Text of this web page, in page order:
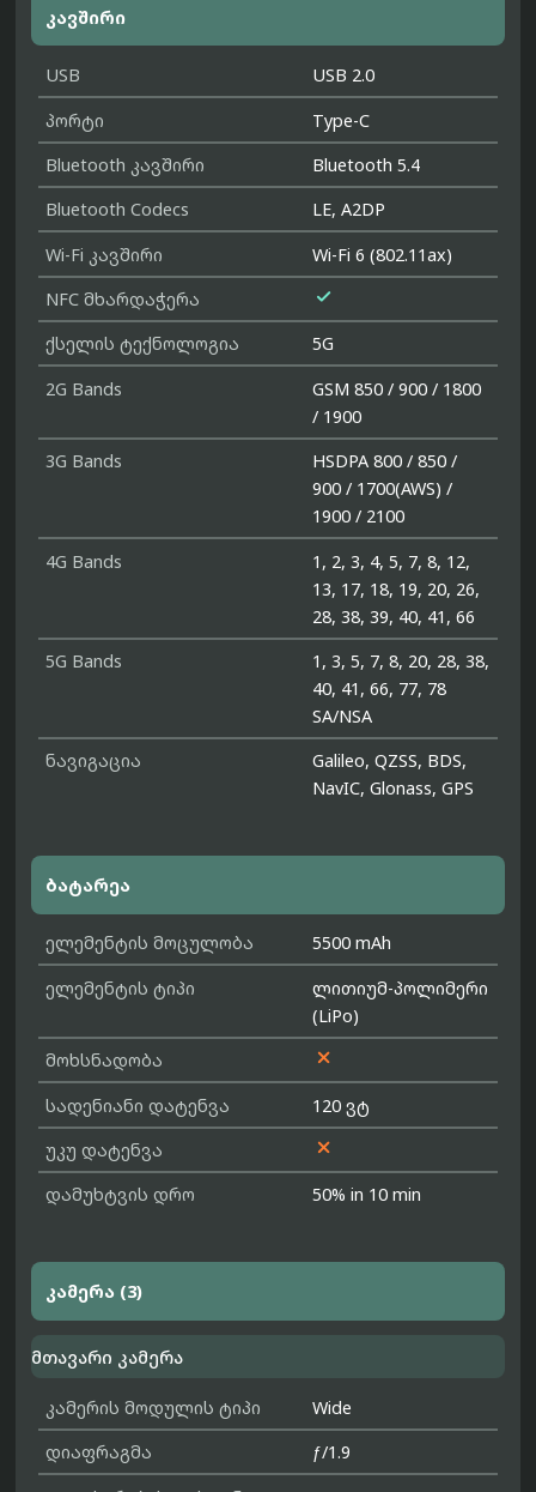
კავშირი
USB
USB 2.0
პორტი
Type-C
Bluetooth კავშირი
Bluetooth 5.4
Bluetooth Codecs
LE, A2DP
Wi-Fi კავშირი
Wi-Fi 6 (802.11ax)
NFC მხარდაჭერა

ქსელის ტექნოლოგია
5G
2G Bands
GSM 850 / 900 / 1800
/ 1900
3G Bands
HSDPA 800 / 850 /
900 / 1700(AWS) /
1900 / 2100
4G Bands
1, 2, 3, 4, 5, 7, 8, 12,
13, 17, 18, 19, 20, 26,
28, 38, 39, 40, 41, 66
5G Bands
1, 3, 5, 7, 8, 20, 28, 38,
40, 41, 66, 77, 78
SA/NSA
ნავიგაცია
Galileo, QZSS, BDS,
NavIC, Glonass, GPS
ბატარეა
ელემენტის მოცულობა
5500 mAh
ელემენტის ტიპი
ლითიუმ-პოლიმერი
(LiPo)
მოხსნადობა

სადენიანი დატენვა
120 ვტ
უკუ დატენვა

დამუხტვის დრო 50% in 10 min
კამერა (3)
მთავარი კამერა
კამერის მოდულის ტიპი
Wide
დიაფრაგმა
ƒ/1.9